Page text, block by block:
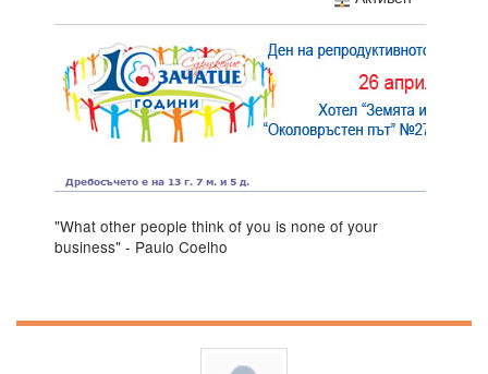
"What other people think of you is none of your
business" - Paulo Coelho